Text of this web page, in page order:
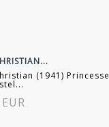
(1941) Princesse